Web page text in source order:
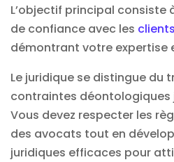
L’objectif principal consiste
de confiance avec les clients
démontrant votre expertise
Le juridique se distingue du
contraintes déontologiques
Vous devez respecter les
des avocats tout en
juridiques efficaces pour